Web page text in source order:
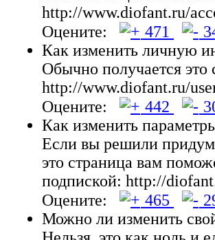
http://www.diofant.ru/
Оцените:
471
Как изменить личную
Обычно получается это
http://www.diofant.ru/
Оцените:
442
Как изменить
Если вы решили
это страница вам
подпиской: http://
Оцените:
465
Можно ли изменить